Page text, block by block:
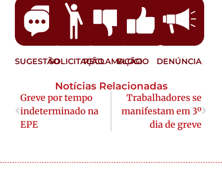
SUGESTÃOSOLICITAÇÃORECLAMAÇÃO
ELOGIO DENÚNCIA
Notícias Relacionadas
Greve por tempo
indeterminado na
EPE
Trabalhadores se
manifestam em 3º
dia de greve